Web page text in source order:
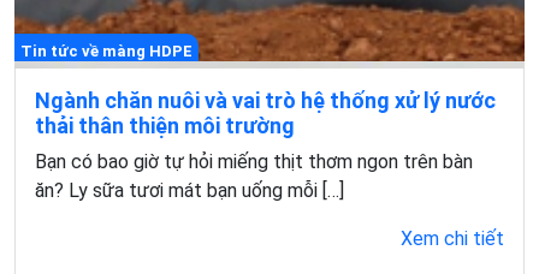
Tin tức về màng HDPE
Ngành chăn nuôi và vai trò hệ thống xử lý nước
thải thân thiện môi trường
Bạn có bao giờ tự hỏi miếng thịt thơm ngon trên bàn
ăn? Ly sữa tươi mát bạn uống mỗi […]
Xem chi tiết